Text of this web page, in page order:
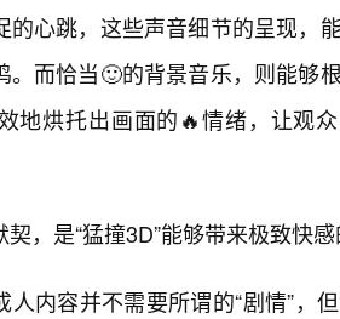
心跳，这些声音细节的呈现，
。而恰当🙂的背景音乐，则能够
地烘托出画面的🔥情绪，让观
，是“猛撞3D”能够带来极致快感
内容并不需要所谓的“剧情”，